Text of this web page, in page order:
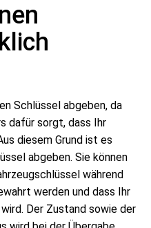
Schlüssel abgeben, da
dafür sorgt, dass Ihr
diesem Grund ist es
abgeben. Sie können
während
werden und dass Ihr
Der Zustand sowie der